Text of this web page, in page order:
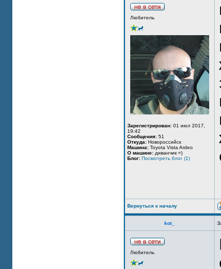
Любитель
Зарегистрирован: 01 июл 2017,
19:42
Сообщения: 51
Откуда: Новороссийск
Машина: Toyota Vista Ardeo
О машине: диванчик =)
Блог: Посмотреть блог (1)
Вернуться к началу
kot_
Любитель